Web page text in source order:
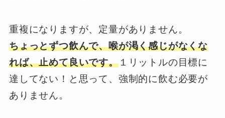
重複になりますが、定量がありません。
ちょっとずつ飲んで、喉が渇く感じがなくな
れば、止めて良いです。１リットルの目標に
達してない！と思って、強制的に飲む必要が
ありません。